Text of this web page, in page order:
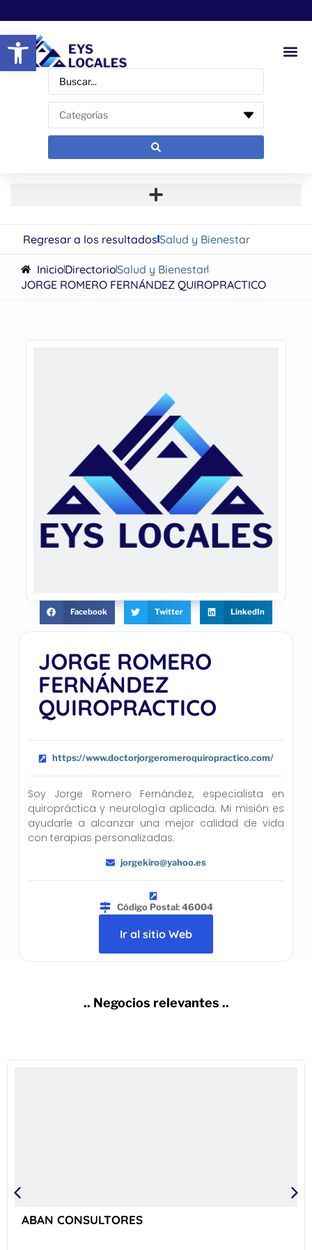
Abrir barra de herramientas
Regresar a los resultadosSalud y Bienestar
InicioDirectorioSalud y Bienestar
JORGE ROMERO FERNÁNDEZ QUIROPRACTICO
JORGE ROMERO
FERNÁNDEZ
QUIROPRACTICO
https://www.doctorjorgeromeroquiropractico.com/
Soy Jorge Romero Fernández, especialista en
quiropráctica y neurología aplicada. Mi misión es
ayudarle a alcanzar una mejor calidad de vida
con terapias personalizadas.
jorgekiro@yahoo.es
Código Postal: 46004
Ir al sitio Web
Facebook Twitter LinkedIn
.. Negocios relevantes ..
ABAN CONSULTORES